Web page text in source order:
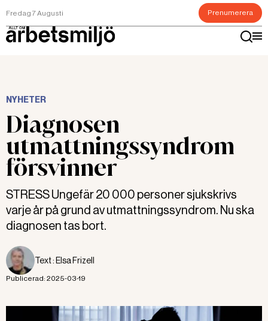
Fredag 7 Augusti Prenumerera
NYHETER
Diagnosen
utmattningssyndrom
försvinner
STRESS Ungefär 20 000 personer sjukskrivs
varje år på grund av utmattningssyndrom. Nu ska
diagnosen tas bort.
Text : Elsa Frizell
Publicerad: 2025-03-19